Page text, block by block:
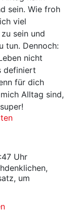
sein. Wie froh
viel
sein und
tun. Dennoch:
nicht
definiert
für dich
Alltag sind,
Uhr
um